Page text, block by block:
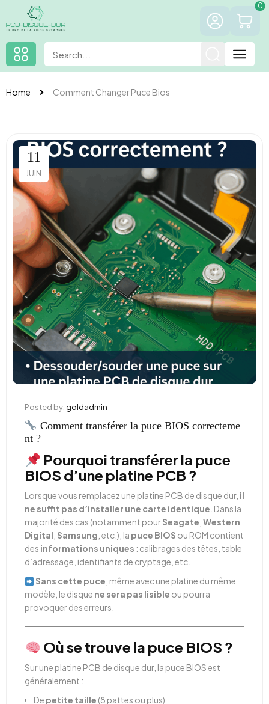
0
Home Comment Changer Puce Bios
11
JUIN
Posted by: goldadmin
Comment transférer la puce BIOS correcteme
nt ?
Pourquoi transférer la puce
BIOS d’une platine PCB ?
Lorsque vous remplacez une platine PCB de disque dur, il
ne suffit pas d’installer une carte identique . Dans la
majorité des cas (notamment pourSeagate Western
Digital Samsung , etc.), la puce BIOS ou ROM contient
des informations uniques : calibrages des têtes, table
d’adressage, identifiants de cryptage, etc.
Sans cette puce , même avec une platine du même
modèle, le disque ne sera pas lisible ou pourra
provoquer des erreurs.
Où se trouve la puce BIOS ?
Sur une platine PCB de disque dur, la puce BIOS est
généralement :
De petite taille (8 pattes ou plus)